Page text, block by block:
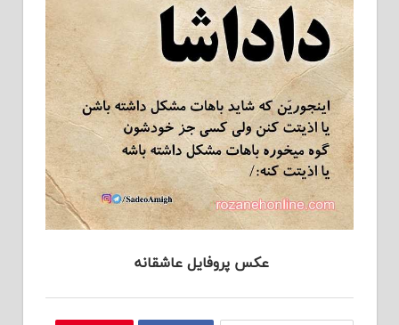
عکس پروفایل عاشقانه